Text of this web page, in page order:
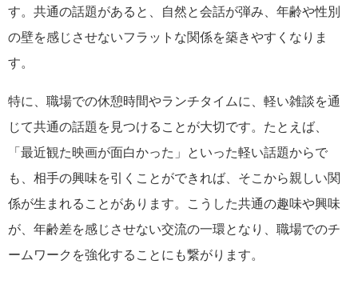
す。共通の話題があると、自然と会話が弾み、年齢や性別
の壁を感じさせないフラットな関係を築きやすくなりま
す。
特に、職場での休憩時間やランチタイムに、軽い雑談を通
じて共通の話題を見つけることが大切です。たとえば、
「最近観た映画が面白かった」といった軽い話題からで
も、相手の興味を引くことができれば、そこから親しい関
係が生まれることがあります。こうした共通の趣味や興味
が、年齢差を感じさせない交流の一環となり、職場でのチ
ームワークを強化することにも繋がります。